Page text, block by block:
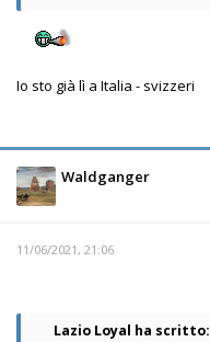
Io sto già lì a Italia - svizzeri
Waldganger
11/06/2021, 21:06
Lazio Loyal ha scritto: